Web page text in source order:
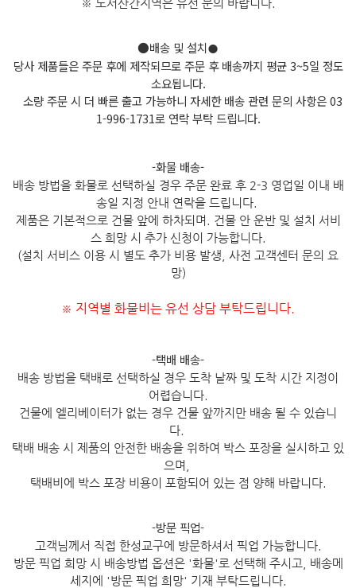
※ 도서산간지역은 유선 문의 바랍니다.
●배송 및 설치●
당사 제품들은 주문 후에 제작되므로 주문 후 배송까지 평균 3~5일 정도
소요됩니다.
소량 주문 시 더 빠른 출고 가능하니 자세한 배송 관련 문의 사항은 03
1-996-1731로 연락 부탁 드립니다.
-화물 배송-
배송 방법을 화물로 선택하실 경우 주문 완료 후 2-3 영업일 이내 배
송일 지정 안내 연락을 드립니다.
제품은 기본적으로 건물 앞에 하차되며. 건물 안 운반 및 설치 서비
스 희망 시 추가 신청이 가능합니다.
(설치 서비스 이용 시 별도 추가 비용 발생, 사전 고객센터 문의 요
망)
※ 지역별 화물비는 유선 상담 부탁드립니다.
-택배 배송-
배송 방법을 택배로 선택하실 경우 도착 날짜 및 도착 시간 지정이
어렵습니다.
건물에 엘리베이터가 없는 경우 건물 앞까지만 배송 될 수 있습니
다.
택배 배송 시 제품의 안전한 배송을 위하여 박스 포장을 실시하고 있
으며,
택배비에 박스 포장 비용이 포함되어 있는 점 양해 바랍니다.
-방문 픽업-
고객님께서 직접 한성교구에 방문하셔서 픽업 가능합니다.
방문 픽업 희망 시 배송방법 옵션은 '화물'로 선택해 주시고, 배송메
세지에 '방문 픽업 희망' 기재 부탁드립니다.